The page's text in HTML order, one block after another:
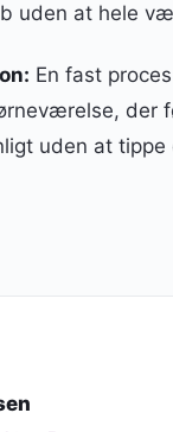
uden at hele
En fast
der
uden at tippe